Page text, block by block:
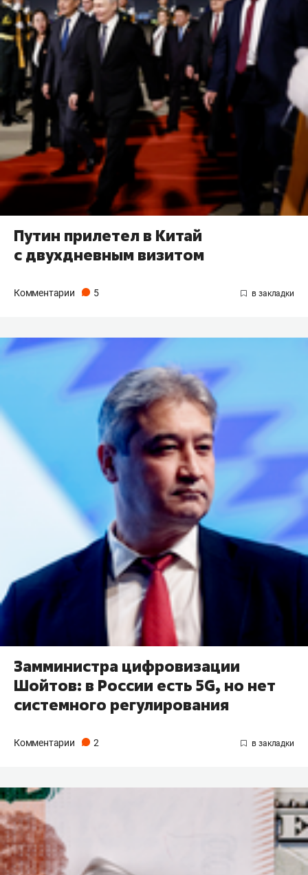
Путин прилетел в Китай
с двухдневным визитом
Комментарии 5
Замминистра цифровизации
Шойтов: в России есть 5G, но нет
системного регулирования
Комментарии 2